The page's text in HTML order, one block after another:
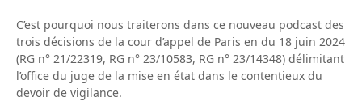
C’est pourquoi nous traiterons dans ce nouveau podcast des
trois décisions de la cour d’appel de Paris en du 18 juin 2024
(RG n° 21/22319, RG n° 23/10583, RG n° 23/14348) délimitant
l’office du juge de la mise en état dans le contentieux du
devoir de vigilance.